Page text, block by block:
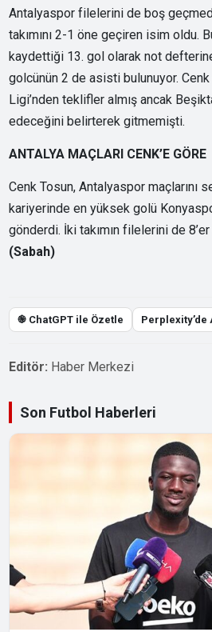
Antalyaspor filelerini de boş
takımını 2-1 öne geçiren isim oldu.
kaydettiği 13. gol olarak not
golcünün 2 de asisti bulunuyor. Cenk
Ligi’nden teklifler almış ancak
edeceğini belirterek gitmemişti.
ANTALYA MAÇLARI CENK’E GÖRE
Cenk Tosun, Antalyaspor maçlarını
kariyerinde en yüksek golü
gönderdi. İki takımın filelerini de 8’er
(Sabah)
֎ ChatGPT ile Özetle Perplexity’de
Editör: Haber Merkezi
Son Futbol Haberleri